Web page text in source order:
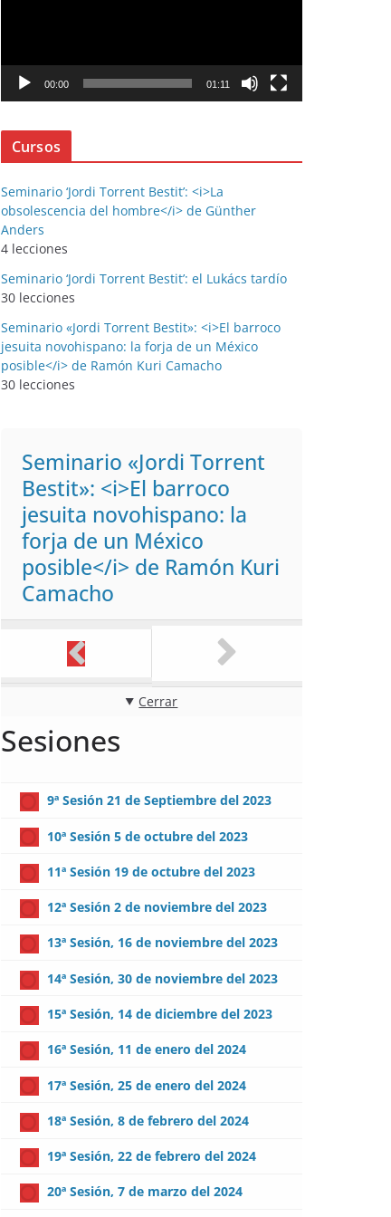
c
r
d
e
v
d
e
o
00:00 01:11
Cursos
Seminario ‘Jordi Torrent Bestit’: <i>La
obsolescencia del hombre</i> de Günther
Anders
4 lecciones
Seminario ‘Jordi Torrent Bestit’: el Lukács tardío
30 lecciones
Seminario «Jordi Torrent Bestit»: <i>El barroco
jesuita novohispano: la forja de un México
posible</i> de Ramón Kuri Camacho
30 lecciones
Seminario «Jordi Torrent
Bestit»: <i>El barroco
jesuita novohispano: la
forja de un México
posible</i> de Ramón Kuri
Camacho
Cerrar
Sesiones
9ª Sesión 21 de Septiembre del 2023
10ª Sesión 5 de octubre del 2023
11ª Sesión 19 de octubre del 2023
12ª Sesión 2 de noviembre del 2023
13ª Sesión, 16 de noviembre del 2023
14ª Sesión, 30 de noviembre del 2023
15ª Sesión, 14 de diciembre del 2023
16ª Sesión, 11 de enero del 2024
17ª Sesión, 25 de enero del 2024
18ª Sesión, 8 de febrero del 2024
19ª Sesión, 22 de febrero del 2024
20ª Sesión, 7 de marzo del 2024